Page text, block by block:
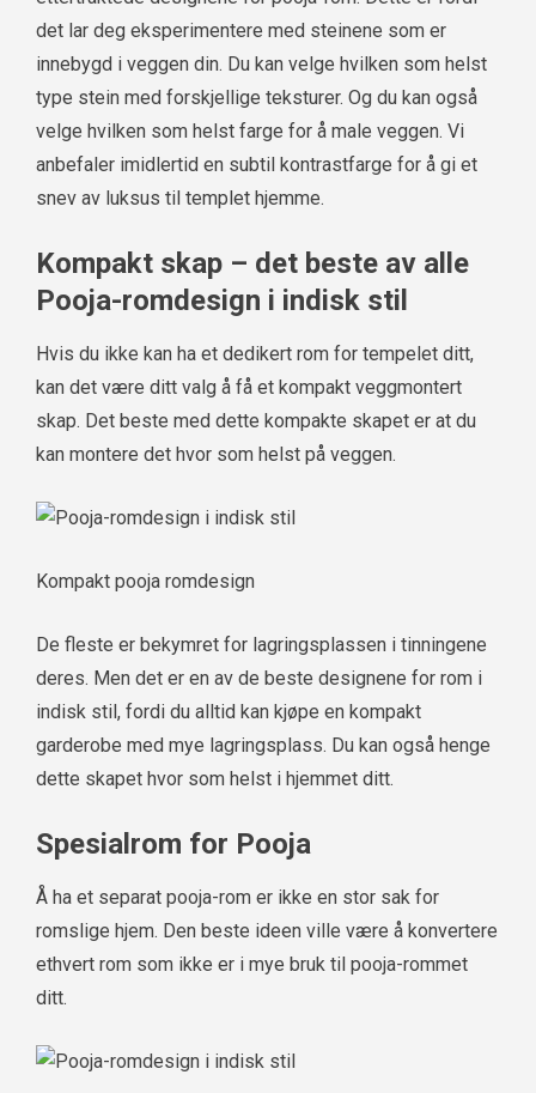
det lar deg eksperimentere med steinene som er
innebygd i veggen din. Du kan velge hvilken som helst
type stein med forskjellige teksturer. Og du kan også
velge hvilken som helst farge for å male veggen. Vi
anbefaler imidlertid en subtil kontrastfarge for å gi et
snev av luksus til templet hjemme.
Kompakt skap – det beste av alle
Pooja-romdesign i indisk stil
Hvis du ikke kan ha et dedikert rom for tempelet ditt,
kan det være ditt valg å få et kompakt veggmontert
skap. Det beste med dette kompakte skapet er at du
kan montere det hvor som helst på veggen.
Kompakt pooja romdesign
De fleste er bekymret for lagringsplassen i tinningene
deres. Men det er en av de beste designene for rom i
indisk stil, fordi du alltid kan kjøpe en kompakt
garderobe med mye lagringsplass. Du kan også henge
dette skapet hvor som helst i hjemmet ditt.
Spesialrom for Pooja
Å ha et separat pooja-rom er ikke en stor sak for
romslige hjem. Den beste ideen ville være å konvertere
ethvert rom som ikke er i mye bruk til pooja-rommet
ditt.